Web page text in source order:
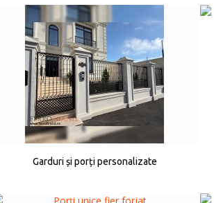
Garduri și porți personalizate